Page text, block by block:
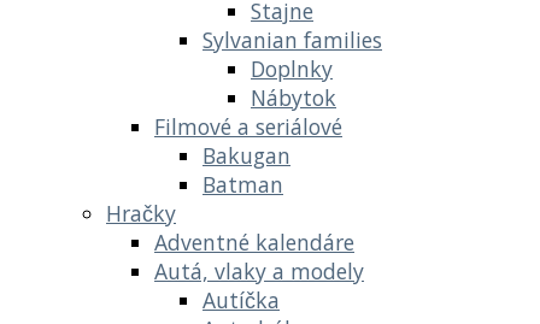
Stajne
Sylvanian families
Doplnky
Nábytok
Filmové a seriálové
Bakugan
Batman
Hračky
Adventné kalendáre
Autá, vlaky a modely
Autíčka